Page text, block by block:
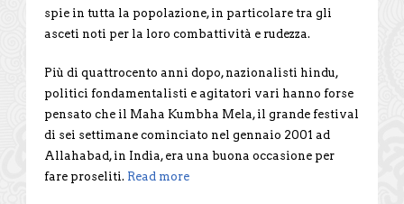
spie in tutta la popolazione, in particolare tra gli
asceti noti per la loro combattività e rudezza.
Più di quattrocento anni dopo, nazionalisti hindu,
politici fondamentalisti e agitatori vari hanno forse
pensato che il Maha Kumbha Mela, il grande festival
di sei settimane cominciato nel gennaio 2001 ad
Allahabad, in India, era una buona occasione per
fare proseliti. Read more